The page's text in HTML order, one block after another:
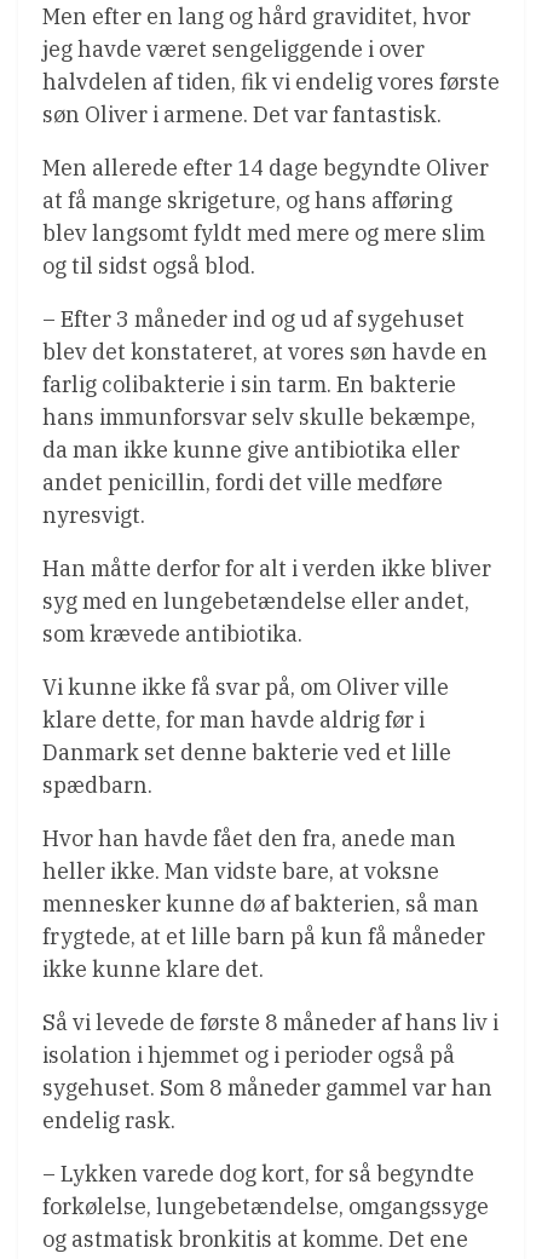
Men efter en lang og hård graviditet, hvor
jeg havde været sengeliggende i over
halvdelen af tiden, fik vi endelig vores første
søn Oliver i armene. Det var fantastisk.
Men allerede efter 14 dage begyndte Oliver
at få mange skrigeture, og hans afføring
blev langsomt fyldt med mere og mere slim
og til sidst også blod.
– Efter 3 måneder ind og ud af sygehuset
blev det konstateret, at vores søn havde en
farlig colibakterie i sin tarm. En bakterie
hans immunforsvar selv skulle bekæmpe,
da man ikke kunne give antibiotika eller
andet penicillin, fordi det ville medføre
nyresvigt.
Han måtte derfor for alt i verden ikke bliver
syg med en lungebetændelse eller andet,
som krævede antibiotika.
Vi kunne ikke få svar på, om Oliver ville
klare dette, for man havde aldrig før i
Danmark set denne bakterie ved et lille
spædbarn.
Hvor han havde fået den fra, anede man
heller ikke. Man vidste bare, at voksne
mennesker kunne dø af bakterien, så man
frygtede, at et lille barn på kun få måneder
ikke kunne klare det.
Så vi levede de første 8 måneder af hans liv i
isolation i hjemmet og i perioder også på
sygehuset. Som 8 måneder gammel var han
endelig rask.
– Lykken varede dog kort, for så begyndte
forkølelse, lungebetændelse, omgangssyge
og astmatisk bronkitis at komme. Det ene